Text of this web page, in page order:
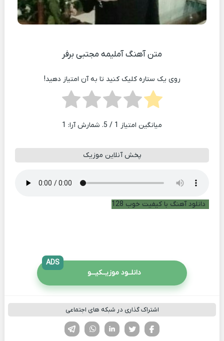
متن آهنگ آملیمه مجتبی برفر
روی یک ستاره کلیک کنید تا به آن امتیاز دهید!
میانگین امتیاز 1 / 5. شمارش آرا: 1
پخش آنلاین موزیک
دانلود آهنگ با کیفیت خوب 128
دانلــود موزیــکیـــو
ADS
اشتراک گذاری در شبکه های اجتماعی
لینکدین تویتر
فیسوک